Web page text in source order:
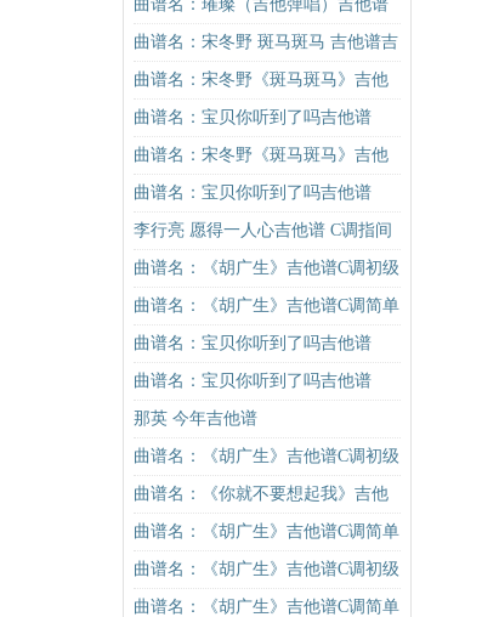
曲谱名：璀璨（吉他弹唱）吉他谱
曲谱名：宋冬野 斑马斑马 吉他谱吉
他谱
曲谱名：宋冬野《斑马斑马》吉他
谱C调简单版（酷音小伟吉他教学）
吉他谱
曲谱名：宝贝你听到了吗吉他谱
曲谱名：宋冬野《斑马斑马》吉他
谱C调简单版（酷音小伟吉他教学）
吉他谱
曲谱名：宝贝你听到了吗吉他谱
李行亮 愿得一人心吉他谱 C调指间
吉他版
曲谱名：《胡广生》吉他谱C调初级
进阶版（酷音小伟吉他弹唱教学）
吉他谱
曲谱名：《胡广生》吉他谱C调简单
版（酷音小伟吉他弹唱教学）吉他
谱
曲谱名：宝贝你听到了吗吉他谱
曲谱名：宝贝你听到了吗吉他谱
那英 今年吉他谱
曲谱名：《胡广生》吉他谱C调初级
进阶版（酷音小伟吉他弹唱教学）
吉他谱
曲谱名：《你就不要想起我》吉他
谱C调简单版吉他谱
曲谱名：《胡广生》吉他谱C调简单
版（酷音小伟吉他弹唱教学）吉他
谱
曲谱名：《胡广生》吉他谱C调初级
进阶版（酷音小伟吉他弹唱教学）
曲谱名：《胡广生》吉他谱C调简单